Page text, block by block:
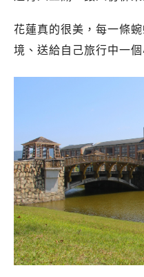
花蓮真的很美， 每一條
境、送給自己旅行中一個